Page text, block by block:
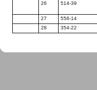
26 514-39
27 556-14
28
354-22